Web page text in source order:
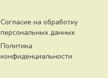
Согласие на обработку
персональных данных
Политика
конфиденциальности